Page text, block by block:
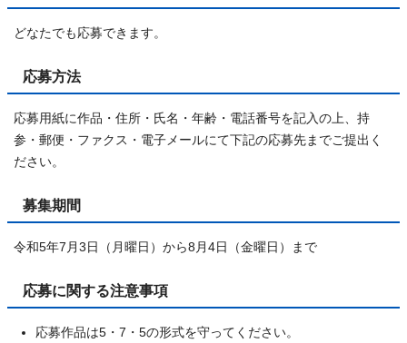
どなたでも応募できます。
応募方法
応募用紙に作品・住所・氏名・年齢・電話番号を記入の上、持
参・郵便・ファクス・電子メールにて下記の応募先までご提出く
ださい。
募集期間
令和5年7月3日（月曜日）から8月4日（金曜日）まで
応募に関する注意事項
応募作品は5・7・5の形式を守ってください。